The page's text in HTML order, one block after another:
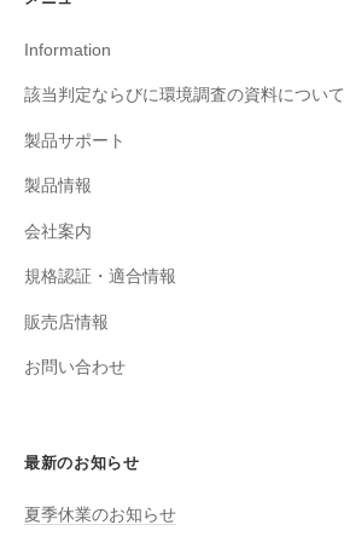
Information
該当判定ならびに環境調査の資料について
製品サポート
製品情報
会社案内
規格認証・適合情報
販売店情報
お問い合わせ
最新のお知らせ
夏季休業のお知らせ